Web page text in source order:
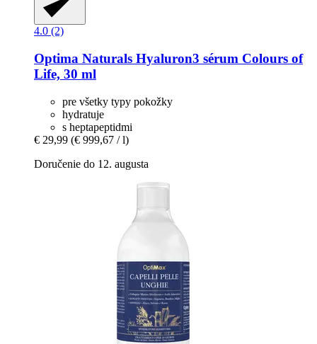
4.0 (2)
Optima Naturals Hyaluron3 sérum Colours of
Life, 30 ml
pre všetky typy pokožky
hydratuje
s heptapeptidmi
€ 29,99 (€ 999,67 / l)
Doručenie do 12. augusta